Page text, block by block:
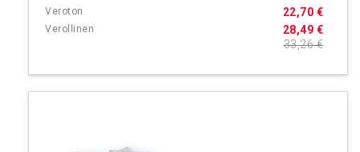
28,49 €
22,70 €
33,26 €